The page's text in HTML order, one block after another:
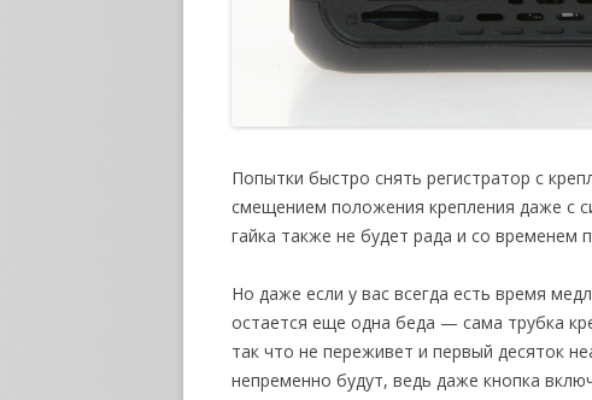
Попытки быстро снять регистратор с
смещением положения крепления даже с
гайка также не будет рада и со временем
Но даже если у вас всегда есть время
остается еще одна беда — сама трубка
так что не переживет и первый десяток
непременно будут, ведь даже кнопка